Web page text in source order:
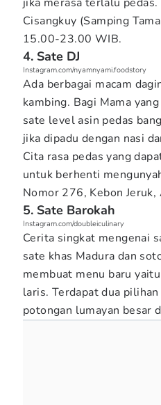
Cisangkuy (Samping
15.00-23.00 WIB.
4. Sate DJ
Instagram.com/nyamnyami.foodstory
Ada berbagai macam
kambing. Bagi Mama
sate level asin pedas
jika dipadu dengan nasi
Cita rasa pedas yang
untuk berhenti
Nomor 276, Kebon Jeruk,
5. Sate Barokah
Instagram.com/doubleiculinary
Cerita singkat mengenai
sate khas Madura dan
membuat menu baru
laris. Terdapat dua
potongan lumayan besar